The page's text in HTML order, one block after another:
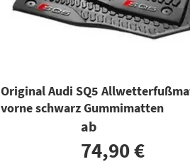
Original Audi SQ5
vorne schwarz Gummimatten
ab
74,90 €